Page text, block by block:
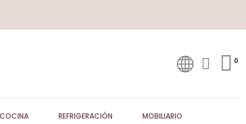
REFRIGERACIÓN MOBILIARIO